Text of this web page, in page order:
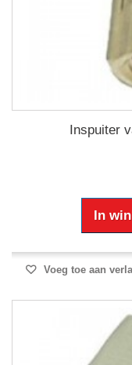
Inspuiter
In
Voeg toe aan